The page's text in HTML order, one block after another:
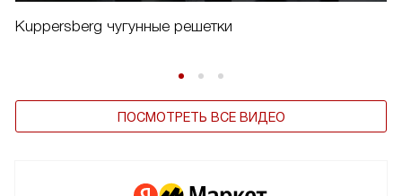
Kuppersberg чугунные решетки
ПОСМОТРЕТЬ ВСЕ ВИДЕО